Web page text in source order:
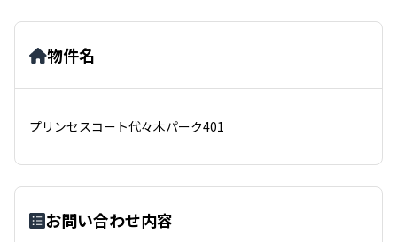
物件名
プリンセスコート代々木パーク401
お問い合わせ内容